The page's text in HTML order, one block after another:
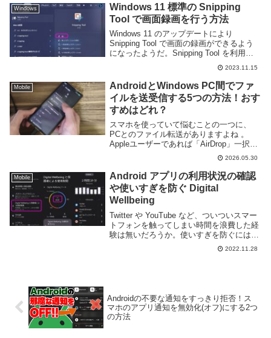
い。自分の PC の使い方ではタスク...
Windows
Windows 11 標準の Snipping
Tool で画面録画を行う方法
Windows 11 のアップデートにより
Snipping Tool で画面の録画ができるよう
になったようだ。Snipping Tool を利用す
ると簡単に画面の一部を切り取って動画に
することができる。ソフトウェアの操作説
明や共有するのに...
2023.11.15
Mobile
AndroidとWindows PC間でファ
イルを送受信する5つの方法！おす
すめはどれ？
スマホを使っていて悩むことの一つに、
PCとのファイル転送がありますよね 。
Appleユーザーであれば「AirDrop」一択で
迷いませんが、WindowsとAndroidは開発
元が異なることもあり、「絶対にコレ！」
と言い切れる標準の方法があ...
2026.05.30
Mobile
Android アプリの利用状況の確認
や使いすぎを防ぐ Digital
Wellbeing
Twitter や YouTube など、ついついスマー
トフォンを触ってしまい時間を浪費した経
験は無いだろうか。使いすぎを防ぐには、
どのアプリをどれだけ利用したのかを把握
したり、アプリの利用そのものに制限を付
2022.11.28
Androidの不要な通知をすっきり拒否！ス
マホのアプリ通知を無効化(オフ)にする2つ
の方法